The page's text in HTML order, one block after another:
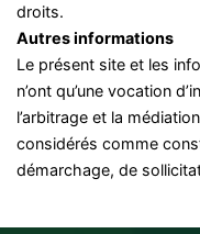
droits.
Autres informations
Le présent site et les
n’ont qu’une vocation
l’arbitrage et la
considérés comme
démarchage, de